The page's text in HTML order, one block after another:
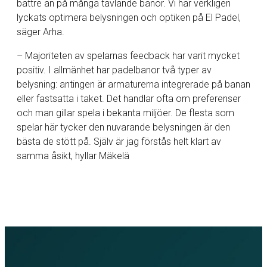
bättre än på många tävlande banor. Vi har verkligen
lyckats optimera belysningen och optiken på El Padel,
säger Arha.
– Majoriteten av spelarnas feedback har varit mycket
positiv. I allmänhet har padelbanor två typer av
belysning: antingen är armaturerna integrerade på banan
eller fastsatta i taket. Det handlar ofta om preferenser
och man gillar spela i bekanta miljöer. De flesta som
spelar här tycker den nuvarande belysningen är den
bästa de stött på. Själv är jag förstås helt klart av
samma åsikt, hyllar Mäkelä